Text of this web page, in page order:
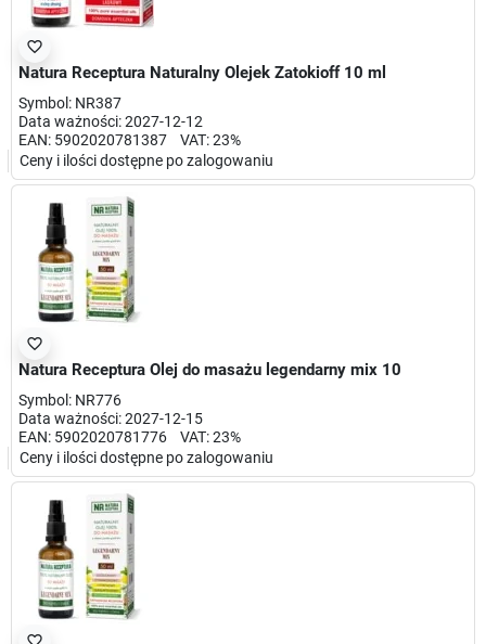
favorite_border
Natura Receptura Naturalny Olejek Zatokioff 10 ml
Symbol: NR387
Data ważności: 2027-12-12
EAN: 5902020781387 VAT: 23%
Ceny i ilości dostępne po zalogowaniu
favorite_border
Natura Receptura Olej do masażu legendarny mix 10
Symbol: NR776
Data ważności: 2027-12-15
EAN: 5902020781776 VAT: 23%
Ceny i ilości dostępne po zalogowaniu